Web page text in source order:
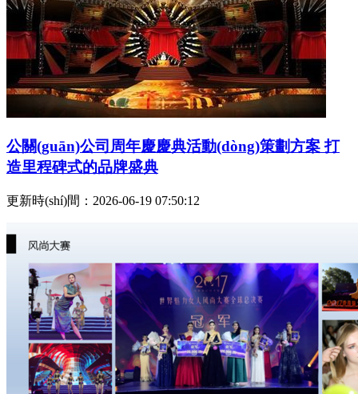
公關(guān)公司周年慶慶典活動(dòng)策劃方案 打
造里程碑式的品牌盛典
更新時(shí)間：2026-06-19 07:50:12